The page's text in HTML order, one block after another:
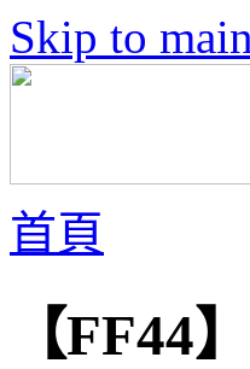
Skip to
首頁
【FF44